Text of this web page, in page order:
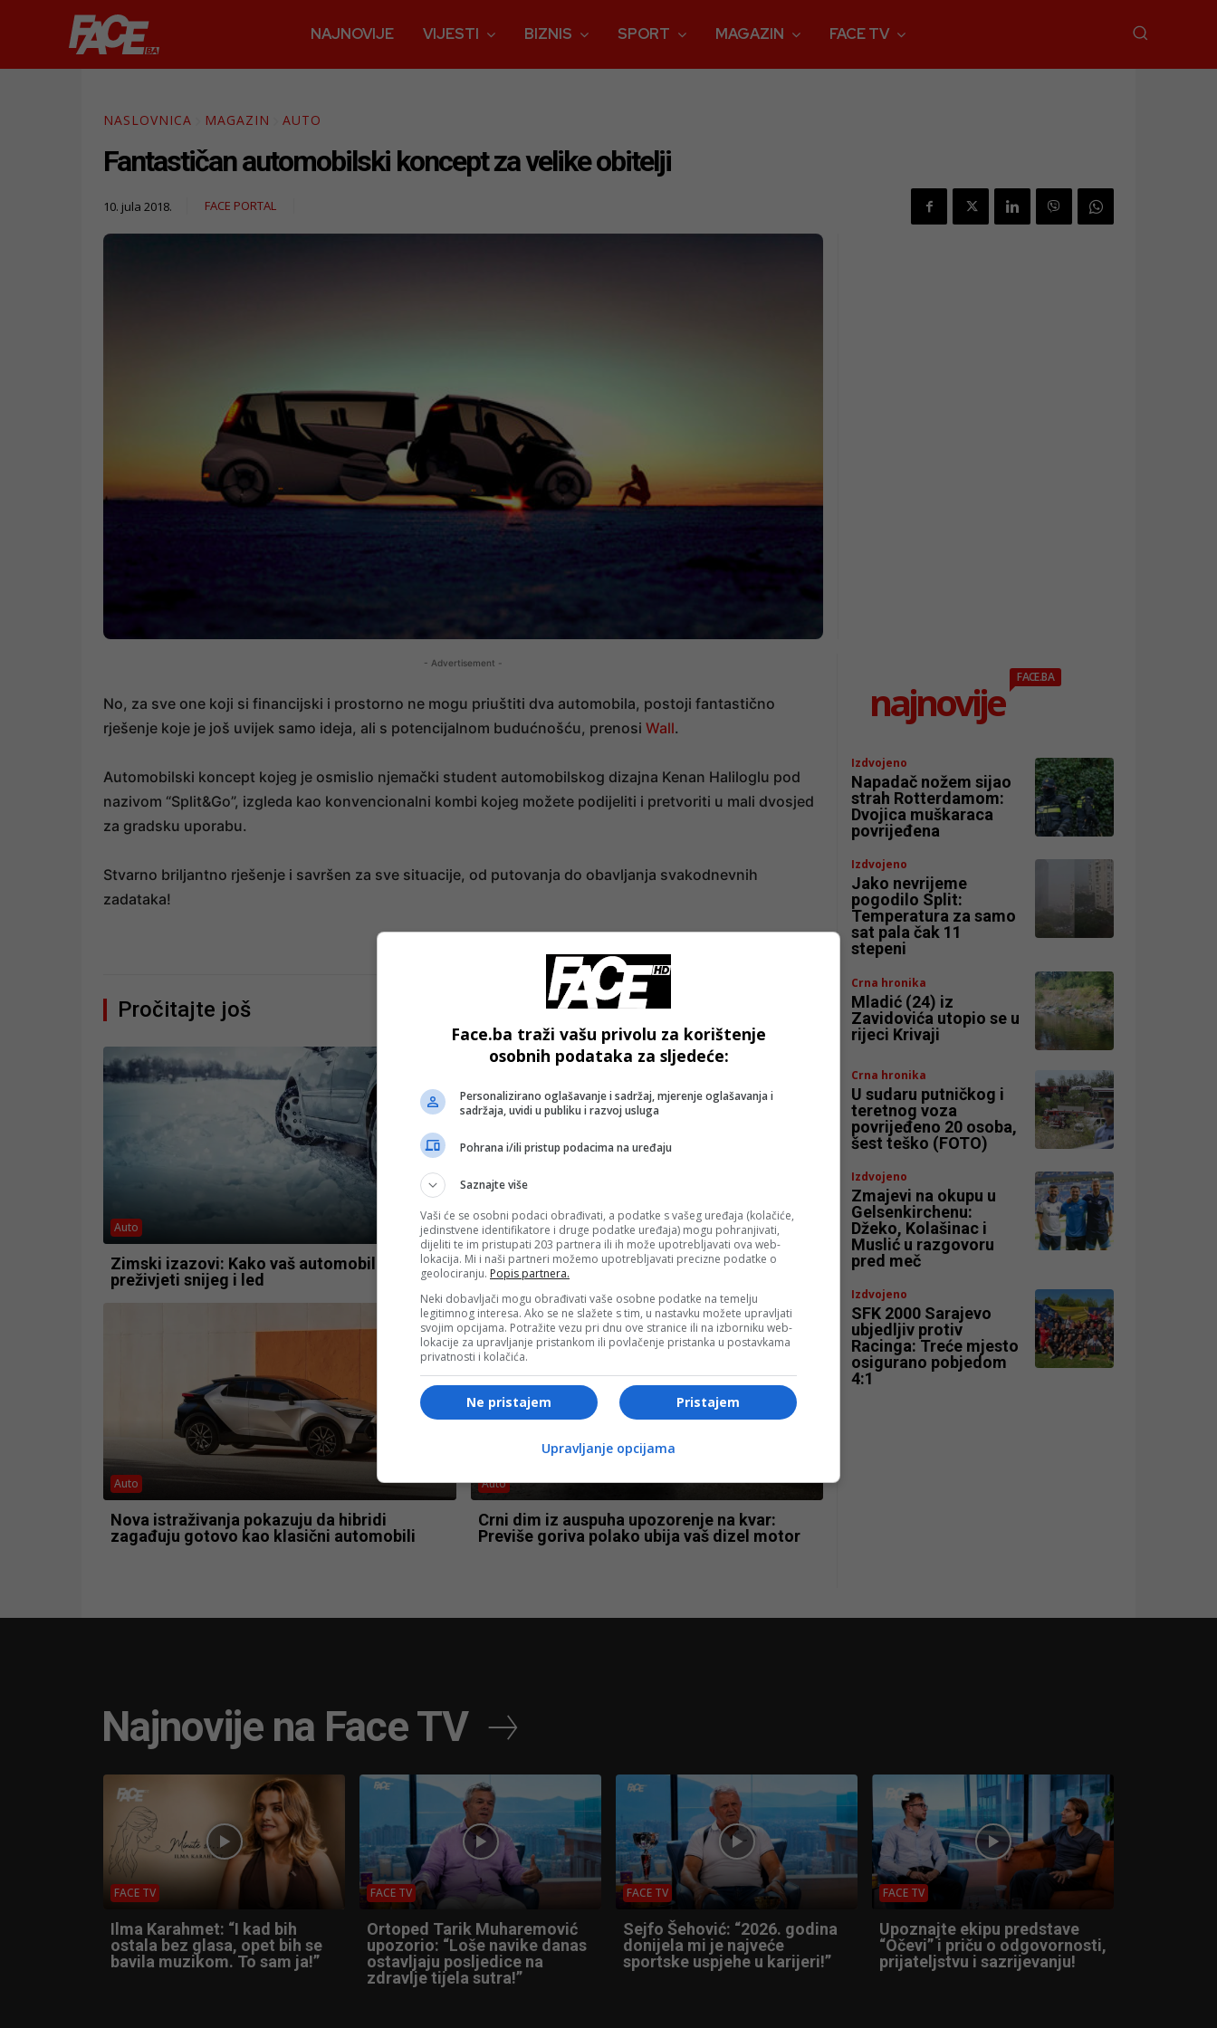
NAJNOVIJE VIJESTI BIZNIS SPORT MAGAZIN FACE TV
NASLOVNICA MAGAZIN AUTO
Fantastičan automobilski koncept za velike obitelji
10. jula 2018. FACE PORTAL
- Advertisement -
No, za sve one koji si financijski i prostorno ne mogu priuštiti dva automobila, postoji fantastično
rješenje koje je još uvijek samo ideja, ali s potencijalnom budućnošću, prenosi Wall.
Automobilski koncept kojeg je osmislio njemački student automobilskog dizajna Kenan Haliloglu pod
nazivom “Split&Go”, izgleda kao konvencionalni kombi kojeg možete podijeliti i pretvoriti u mali dvosjed
za gradsku uporabu.
Stvarno briljantno rješenje i savršen za sve situacije, od putovanja do obavljanja svakodnevnih
zadataka!
- OGLAS -
Pročitajte još
Auto
Zimski izazovi: Kako vaš automobil može
preživjeti snijeg i led
Auto
Jedna stvar uništava vaš automobil: Svi
griješimo, a samo ovo može pomoći
Auto
Nova istraživanja pokazuju da hibridi
zagađuju gotovo kao klasični automobili
Auto
Crni dim iz auspuha upozorenje na kvar:
Previše goriva polako ubija vaš dizel motor
najnovije
FACE.BA
Izdvojeno
Napadač nožem sijao
strah Rotterdamom:
Dvojica muškaraca
povrijeđena
Izdvojeno
Jako nevrijeme
pogodilo Split:
Temperatura za samo
sat pala čak 11
stepeni
Crna hronika
Mladić (24) iz
Zavidovića utopio se u
rijeci Krivaji
Crna hronika
U sudaru putničkog i
teretnog voza
povrijeđeno 20 osoba,
šest teško (FOTO)
Izdvojeno
Zmajevi na okupu u
Gelsenkirchenu:
Džeko, Kolašinac i
Muslić u razgovoru
pred meč
Izdvojeno
SFK 2000 Sarajevo
ubjedljiv protiv
Racinga: Treće mjesto
osigurano pobjedom
4:1
Najnovije na Face TV
FACE TV
Ilma Karahmet: “I kad bih
ostala bez glasa, opet bih se
bavila muzikom. To sam ja!”
FACE TV
Ortoped Tarik Muharemović
upozorio: “Loše navike danas
ostavljaju posljedice na
zdravlje tijela sutra!”
FACE TV
Sejfo Šehović: “2026. godina
donijela mi je najveće
sportske uspjehe u karijeri!”
FACE TV
Upoznajte ekipu predstave
“Očevi” i priču o odgovornosti,
prijateljstvu i sazrijevanju!
Face.ba traži vašu privolu za korištenje
osobnih podataka za sljedeće:
Personalizirano oglašavanje i sadržaj, mjerenje oglašavanja i
sadržaja, uvidi u publiku i razvoj usluga
Pohrana i/ili pristup podacima na uređaju
Saznajte više
Vaši će se osobni podaci obrađivati, a podatke s vašeg uređaja (kolačiće,
jedinstvene identifikatore i druge podatke uređaja) mogu pohranjivati,
dijeliti te im pristupati 203 partnera ili ih može upotrebljavati ova web-
lokacija. Mi i naši partneri možemo upotrebljavati precizne podatke o
geolociranju. Popis partnera.
Neki dobavljači mogu obrađivati vaše osobne podatke na temelju
legitimnog interesa. Ako se ne slažete s tim, u nastavku možete upravljati
svojim opcijama. Potražite vezu pri dnu ove stranice ili na izborniku web-
lokacije za upravljanje pristankom ili povlačenje pristanka u postavkama
privatnosti i kolačića.
Pristajem
Ne pristajem
Upravljanje opcijama